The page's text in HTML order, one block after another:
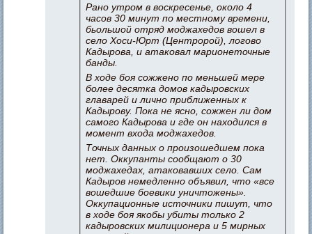
Рано утром в воскресенье, около 4
часов 30 минут по местному времени,
бьольшой отряд моджахедов вошел в
село Хоси-Юрт (Центророй), логово
Кадырова, и атаковал марионеточные
банды.
В ходе боя сожжено по меньшей мере
более десятка домов кадыровских
главарей и лично приближенных к
Кадырову. Пока не ясно, сожжен ли дом
самого Кадырова и где он находился в
момент входа моджахедов.
Точных данных о произошедшем пока
нет. Оккупанты сообщают о 30
моджахедах, атаковавших село. Сам
Кадыров немедленно объявил, что «все
вошедшие боевики уничтожены».
Оккупационные источники пишут, что
в ходе боя якобы убиты только 2
кадыровских милиционера и 5 мирных